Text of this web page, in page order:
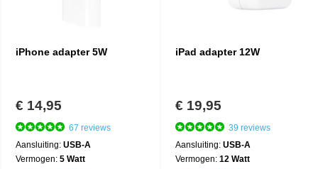
iPhone adapter 5W
€ 14,95
67 reviews
Aansluiting: USB-A
Vermogen: 5 Watt
iPad adapter 12W
€ 19,95
39 reviews
Aansluiting: USB-A
Vermogen: 12 Watt